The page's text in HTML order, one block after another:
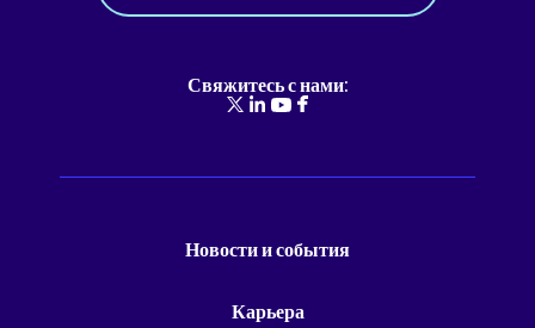
Свяжитесь с нами:
Новости и события
Карьера